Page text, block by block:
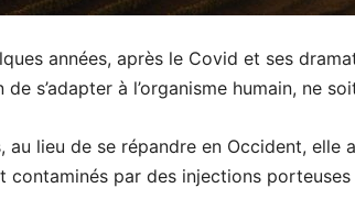
années, après le Covid et ses
de s’adapter à l’organisme humain, ne
au lieu de se répandre en Occident, elle
contaminés par des injections